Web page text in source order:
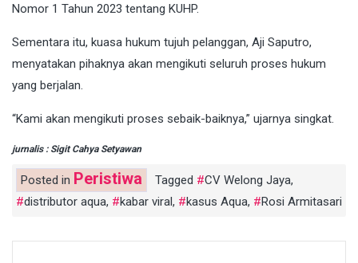
Nomor 1 Tahun 2023 tentang KUHP.
Sementara itu, kuasa hukum tujuh pelanggan, Aji Saputro,
menyatakan pihaknya akan mengikuti seluruh proses hukum
yang berjalan.
“Kami akan mengikuti proses sebaik-baiknya,” ujarnya singkat.
jurnalis : Sigit Cahya Setyawan
Posted in Peristiwa Tagged CV Welong Jaya,
distributor aqua, kabar viral, kasus Aqua, Rosi Armitasari